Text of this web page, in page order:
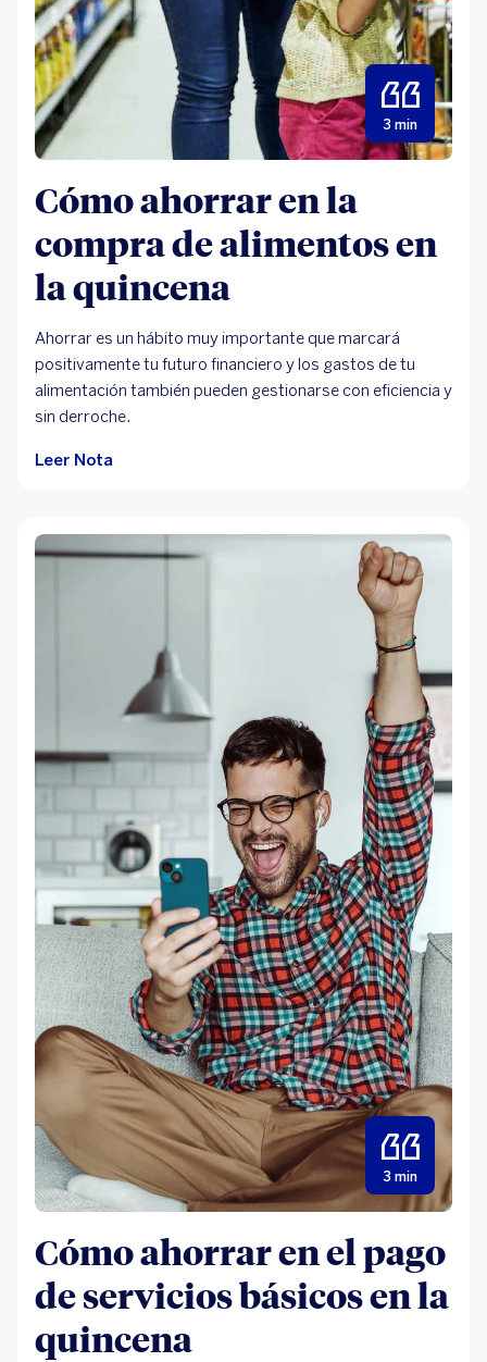
3 min
Cómo ahorrar en la
compra de alimentos en
la quincena
Ahorrar es un hábito muy importante que marcará
positivamente tu futuro financiero y los gastos de tu
alimentación también pueden gestionarse con eficiencia y
sin derroche.
Leer Nota
3 min
Cómo ahorrar en el pago
de servicios básicos en la
quincena